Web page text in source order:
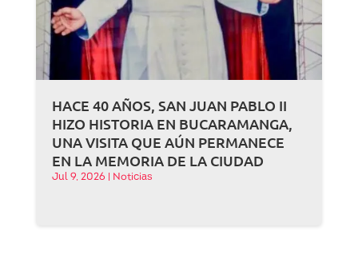
HACE 40 AÑOS, SAN JUAN PABLO II
HIZO HISTORIA EN BUCARAMANGA,
UNA VISITA QUE AÚN PERMANECE
EN LA MEMORIA DE LA CIUDAD
Jul 9, 2026 Noticias